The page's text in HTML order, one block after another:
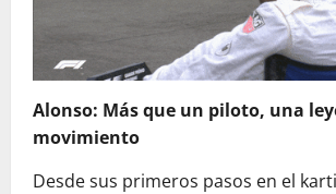
Alonso: Más que un piloto, una
movimiento
Desde sus primeros pasos en el